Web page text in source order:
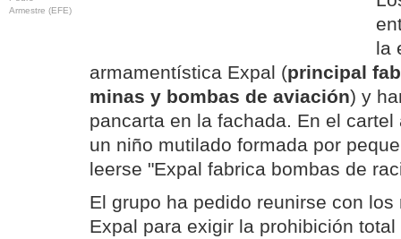
Armestre (EFE)
la
armamentística Expal (principal
minas y bombas de aviación) y
pancarta en la fachada. En el
un niño mutilado formada por
leerse "Expal fabrica bombas de
El grupo ha pedido reunirse con
Expal para exigir la prohibición